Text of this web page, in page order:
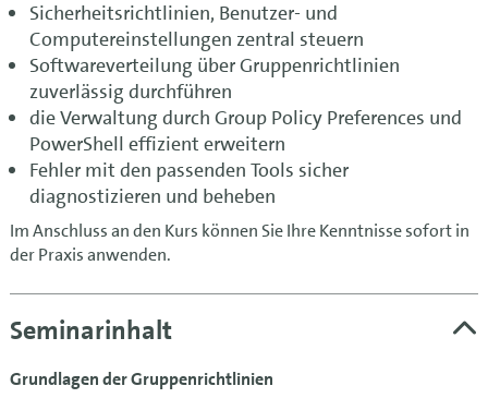
Sicherheitsrichtlinien, Benutzer- und
Computereinstellungen zentral steuern
Softwareverteilung über Gruppenrichtlinien
zuverlässig durchführen
die Verwaltung durch Group Policy Preferences und
PowerShell effizient erweitern
Fehler mit den passenden Tools sicher
diagnostizieren und beheben
Im Anschluss an den Kurs können Sie Ihre Kenntnisse sofort in
der Praxis anwenden.
Seminarinhalt
Grundlagen der Gruppenrichtlinien